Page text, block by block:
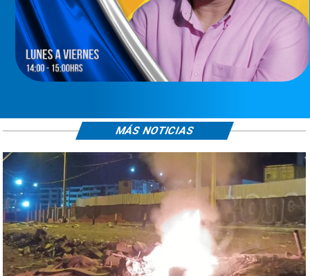
MÁS NOTICIAS